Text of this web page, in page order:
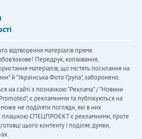
відтворення матеріалів пряме
Передрук, копіювання,
матеріалів, що містять посилання на
й "Українська Фото Група", заборонено.
на сайті з позначкою "Реклама" / "Новини
є рекламними та публікуються на
не поділяти погляди, які в них
з плашкою СПЕЦПРОЄКТ є рекламними, проте
цього контенту і поділяє думки,